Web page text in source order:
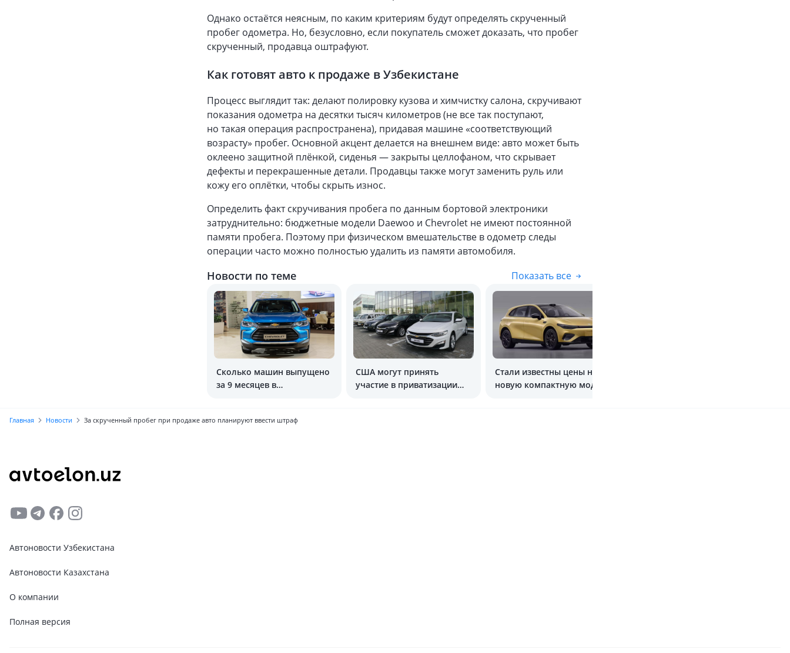
Однако остаётся неясным, по каким критериям будут определять скрученный
пробег одометра. Но, безусловно, если покупатель сможет доказать, что пробег
скрученный, продавца оштрафуют.
Как готовят авто к продаже в Узбекистане
Процесс выглядит так: делают полировку кузова и химчистку салона, скручивают
показания одометра на десятки тысяч километров (не все так поступают,
но такая операция распространена), придавая машине «соответствующий
возрасту» пробег. Основной акцент делается на внешнем виде: авто может быть
оклеено защитной плёнкой, сиденья — закрыты целлофаном, что скрывает
дефекты и перекрашенные детали. Продавцы также могут заменить руль или
кожу его оплётки, чтобы скрыть износ.
Определить факт скручивания пробега по данным бортовой электроники
затруднительно: бюджетные модели Daewoo и Сhevrolet не имеют постоянной
памяти пробега. Поэтому при физическом вмешательстве в одометр следы
операции часто можно полностью удалить из памяти автомобиля.
Новости по теме Показать все
Сколько машин выпущено
за 9 месяцев в
США могут принять
участие в приватизации
Стали известны цены на
новую компактную модель
Главная Новости За скрученный пробег при продаже авто планируют ввести штраф
Автоновости Узбекистана
Автоновости Казахстана
О компании
Полная версия